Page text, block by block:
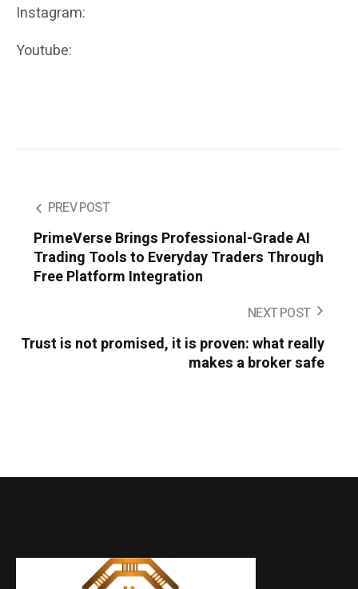
Instagram:
Youtube:
PREV POST
PrimeVerse Brings Professional-Grade AI
Trading Tools to Everyday Traders Through
Free Platform Integration
NEXT POST
Trust is not promised, it is proven: what really
makes a broker safe